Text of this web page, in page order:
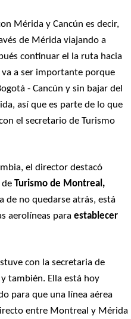
Mérida y Cancún es decir,
de Mérida viajando a
continuar el la ruta hacia
a ser importante porque
- Cancún y sin bajar del
así que es parte de lo que
el secretario de Turismo
el director destacó
deTurismo de Montreal,
de no quedarse atrás, está
aerolíneas para establecer
con la secretaria de
también. Ella está hoy
para que una línea aérea
entre Montreal y Mérida